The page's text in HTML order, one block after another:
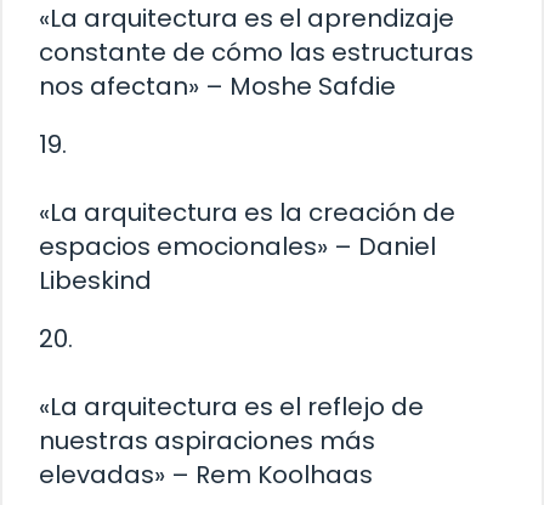
«La arquitectura es el aprendizaje
constante de cómo las estructuras
nos afectan» – Moshe Safdie
19.
«La arquitectura es la creación de
espacios emocionales» – Daniel
Libeskind
20.
«La arquitectura es el reflejo de
nuestras aspiraciones más
elevadas» – Rem Koolhaas